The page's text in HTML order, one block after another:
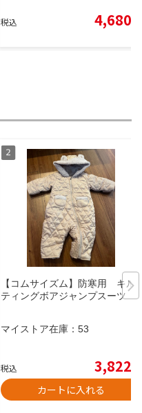
税込 4,680
【コムサイズム】防寒用 キル
ティングボアジャンプスーツ
マイストア在庫： 53
税込 3,822
カートに入れる